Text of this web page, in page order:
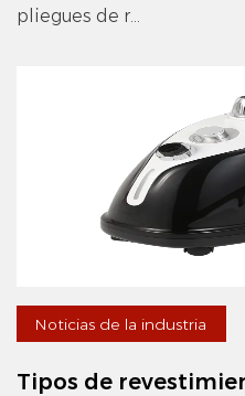
pliegues de r...
Noticias de la industria
Tipos de